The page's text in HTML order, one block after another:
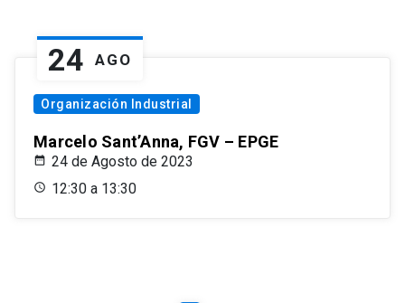
24 AGO
Organización Industrial
Marcelo Sant’Anna, FGV – EPGE
24 de Agosto de 2023
12:30 a 13:30